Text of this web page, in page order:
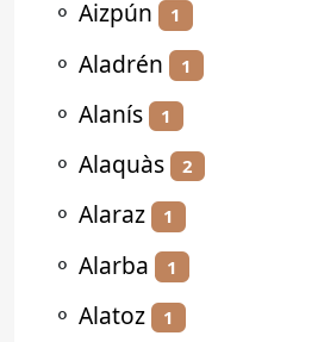
⚬ Aizpún 1
⚬ Aladrén 1
⚬ Alanís 1
⚬ Alaquàs 2
⚬ Alaraz 1
⚬ Alarba 1
⚬ Alatoz 1